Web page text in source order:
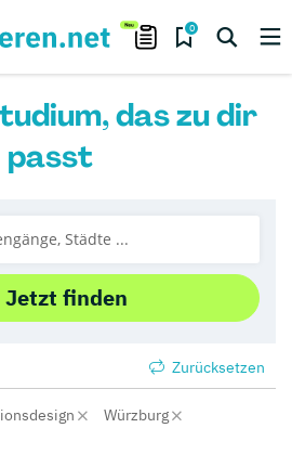
0
das zu dir
passt
Jetzt finden
Zurücksetzen
Würzburg